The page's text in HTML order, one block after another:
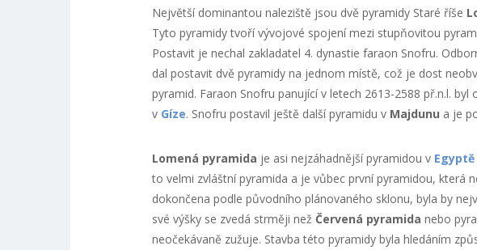
Největší dominantou naleziště jsou dvě pyramidy Staré říše
Tyto pyramidy tvoří vývojové spojení mezi stupňovitou
Postavit je nechal zakladatel 4. dynastie faraon Snofru.
dal postavit dvě pyramidy na jednom místě, což je dost
pyramid. Faraon Snofru panující v letech 2613-2588 př.n.l.
v Gíze. Snofru postavil ještě další pyramidu v Majdunu a je
Lomená pyramida je asi nejzáhadnější pyramidou v Egyptě
to velmi zvláštní pyramida a je vůbec první pyramidou, která
dokončena podle původního plánovaného sklonu, byla by
své výšky se zvedá strměji než Červená pyramida nebo
neočekávaně zužuje. Stavba této pyramidy byla hledáním